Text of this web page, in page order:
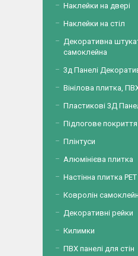
Наклейки на двері
Наклейки на стіл
Декоративна
самоклейна
3д Панелі
Вінілова плитка,
Пластикові 3Д
Підлогове
Плінтуси
Алюмінієва плитка
Настінна плитка PET
Ковролін
Декоративні рейки
Килимки
ПВХ панелі для стін